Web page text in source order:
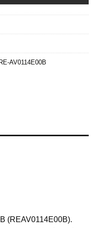
RE-AV0114E00B
(REAV0114E00B).